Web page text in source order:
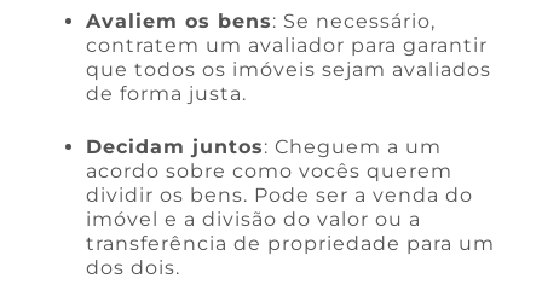
Avaliem os bens: Se necessário,
contratem um avaliador para garantir
que todos os imóveis sejam avaliados
de forma justa.
Decidam juntos: Cheguem a um
acordo sobre como vocês querem
dividir os bens. Pode ser a venda do
imóvel e a divisão do valor ou a
transferência de propriedade para um
dos dois.